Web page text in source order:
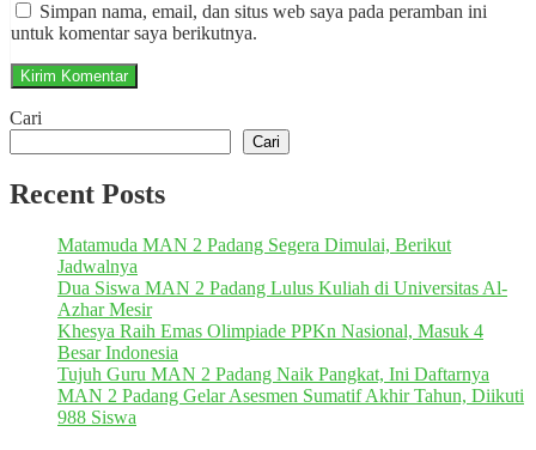
Simpan nama, email, dan situs web saya pada peramban ini
untuk komentar saya berikutnya.
Cari
Cari
Recent Posts
Matamuda MAN 2 Padang Segera Dimulai, Berikut
Jadwalnya
Dua Siswa MAN 2 Padang Lulus Kuliah di Universitas Al-
Azhar Mesir
Khesya Raih Emas Olimpiade PPKn Nasional, Masuk 4
Besar Indonesia
Tujuh Guru MAN 2 Padang Naik Pangkat, Ini Daftarnya
MAN 2 Padang Gelar Asesmen Sumatif Akhir Tahun, Diikuti
988 Siswa